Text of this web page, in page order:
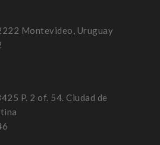
Montevideo, Uruguay
P. 2 of. 54. Ciudad de